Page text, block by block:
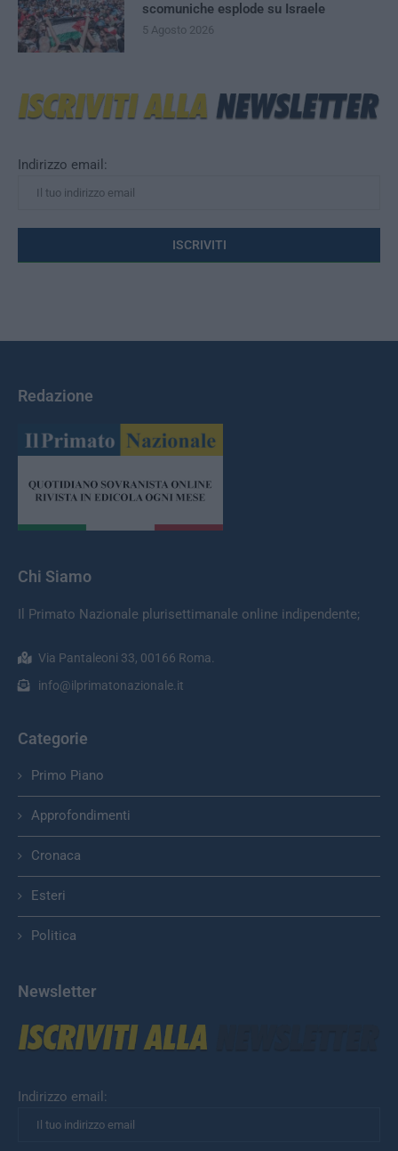
Indirizzo email:
scomuniche esplode su Israele
5 Agosto 2026
Redazione
Chi Siamo
Il Primato Nazionale plurisettimanale online indipendente;
Via Pantaleoni 33, 00166 Roma.
info@ilprimatonazionale.it
Categorie
Primo Piano
Approfondimenti
Cronaca
Esteri
Politica
Newsletter
Indirizzo email: